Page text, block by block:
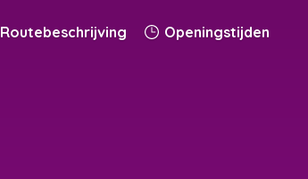
Routebeschrijving Openingstijden